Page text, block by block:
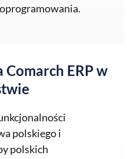
ERP w
polskiego i
polskich